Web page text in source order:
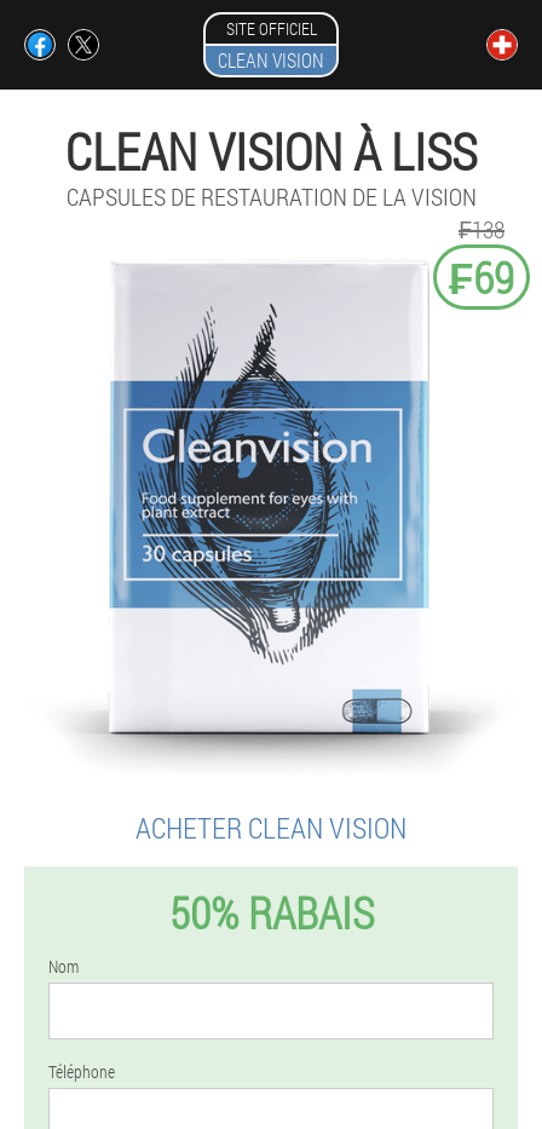
SITE OFFICIEL
CLEAN VISION
CLEAN VISION À LISS
CAPSULES DE RESTAURATION DE LA VISION
₣138
₣69
ACHETER CLEAN VISION
50% RABAIS
Nom
Téléphone